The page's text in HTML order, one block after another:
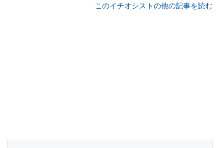
このイチオシストの他の記事を読む